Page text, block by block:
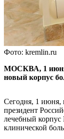
Фото: kremlin.ru
МОСКВА, 1
новый корпус
Сегодня, 1 июня,
президент
лечебный корпус
клинической